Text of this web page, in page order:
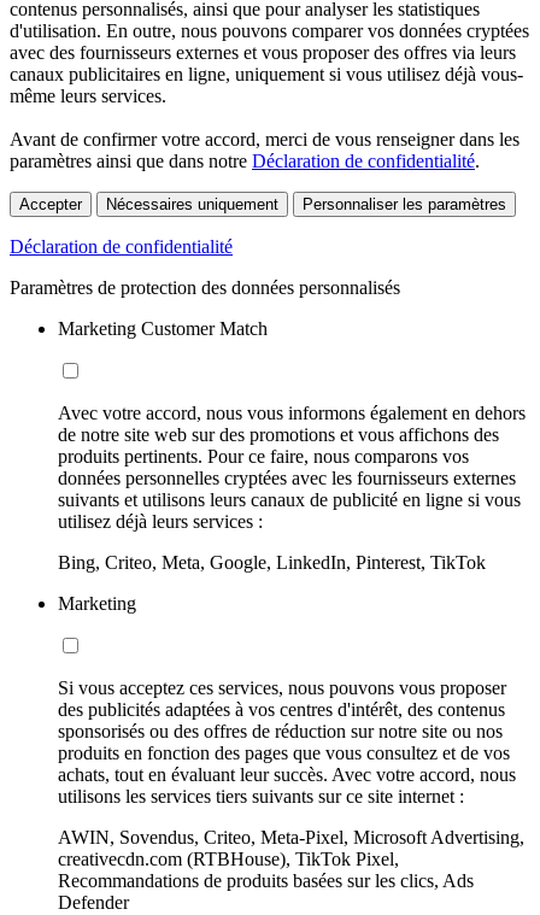
contenus personnalisés, ainsi que pour analyser les statistiques
d'utilisation. En outre, nous pouvons comparer vos données cryptées
avec des fournisseurs externes et vous proposer des offres via leurs
canaux publicitaires en ligne, uniquement si vous utilisez déjà vous-
même leurs services.
Avant de confirmer votre accord, merci de vous renseigner dans les
paramètres ainsi que dans notre Déclaration de confidentialité.
Accepter Nécessaires uniquement Personnaliser les paramètres
Déclaration de confidentialité
Paramètres de protection des données personnalisés
Marketing Customer Match
Avec votre accord, nous vous informons également en dehors
de notre site web sur des promotions et vous affichons des
produits pertinents. Pour ce faire, nous comparons vos
données personnelles cryptées avec les fournisseurs externes
suivants et utilisons leurs canaux de publicité en ligne si vous
utilisez déjà leurs services :
Bing, Criteo, Meta, Google, LinkedIn, Pinterest, TikTok
Marketing
Si vous acceptez ces services, nous pouvons vous proposer
des publicités adaptées à vos centres d'intérêt, des contenus
sponsorisés ou des offres de réduction sur notre site ou nos
produits en fonction des pages que vous consultez et de vos
achats, tout en évaluant leur succès. Avec votre accord, nous
utilisons les services tiers suivants sur ce site internet :
AWIN, Sovendus, Criteo, Meta-Pixel, Microsoft Advertising,
creativecdn.com (RTBHouse), TikTok Pixel,
Recommandations de produits basées sur les clics, Ads
Defender